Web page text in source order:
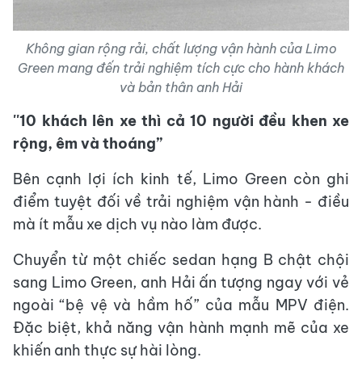
Không gian rộng rải, chất lượng vận hành của Limo
Green mang đến trải nghiệm tích cực cho hành khách
và bản thân anh Hải
''10 khách lên xe thì cả 10 người đều khen xe
rộng, êm và thoáng”
Bên cạnh lợi ích kinh tế, Limo Green còn ghi
điểm tuyệt đối về trải nghiệm vận hành - điều
mà ít mẫu xe dịch vụ nào làm được.
Chuyển từ một chiếc sedan hạng B chật chội
sang Limo Green, anh Hải ấn tượng ngay với vẻ
ngoài “bệ vệ và hầm hố” của mẫu MPV điện.
Đặc biệt, khả năng vận hành mạnh mẽ của xe
khiến anh thực sự hài lòng.